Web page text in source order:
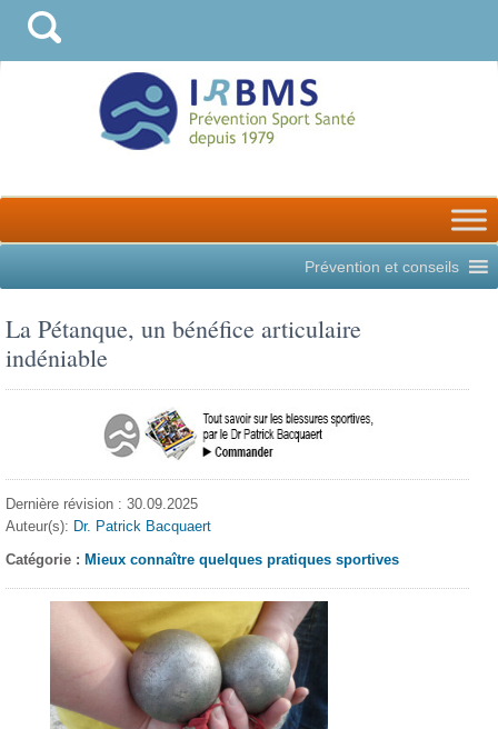
Prévention et conseils
La Pétanque, un bénéfice articulaire
indéniable
Dernière révision : 30.09.2025
Auteur(s): Dr. Patrick Bacquaert
Catégorie : Mieux connaître quelques pratiques sportives